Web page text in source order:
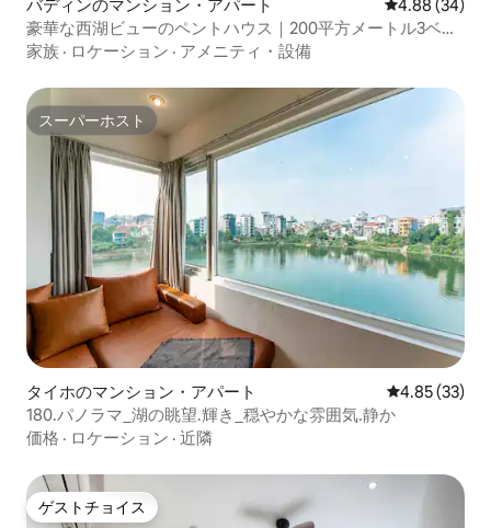
バディンのマンション・アパート レビュー34
4.88 (34)
豪華な西湖ビューのペントハウス｜200平方メートル3ベッ
ドルーム
家族 · ロケーション · アメニティ・設備
スーパーホスト
スーパーホスト
タイホのマンション・アパート レビュー33
4.85 (33)
180.パノラマ_湖の眺望.輝き_穏やかな雰囲気.静か
価格 · ロケーション · 近隣
ゲストチョイス
ゲストチョイス